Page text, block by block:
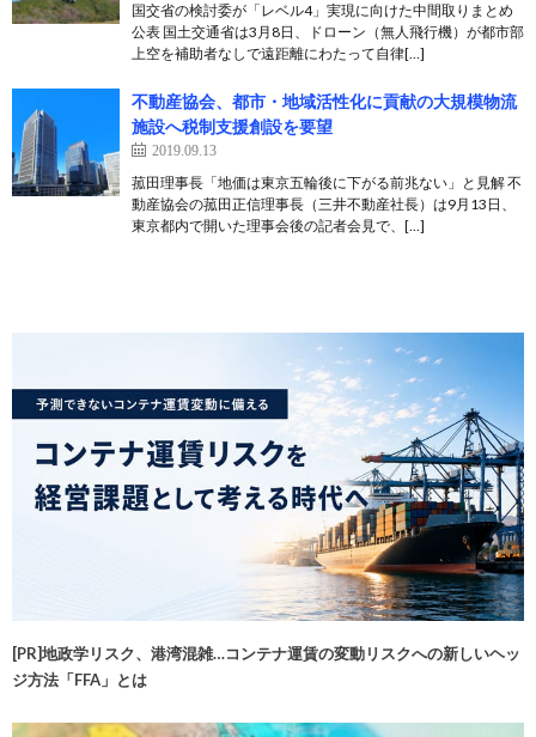
国交省の検討委が「レベル4」実現に向けた中間取りまとめ
公表 国土交通省は3月8日、ドローン（無人飛行機）が都市部
上空を補助者なしで遠距離にわたって自律[…]
不動産協会、都市・地域活性化に貢献の大規模物流
施設へ税制支援創設を要望
2019.09.13
菰田理事長「地価は東京五輪後に下がる前兆ない」と見解 不
動産協会の菰田正信理事長（三井不動産社長）は9月13日、
東京都内で開いた理事会後の記者会見で、[…]
[PR]地政学リスク、港湾混雑…コンテナ運賃の変動リスクへの新しいヘッ
ジ方法「FFA」とは